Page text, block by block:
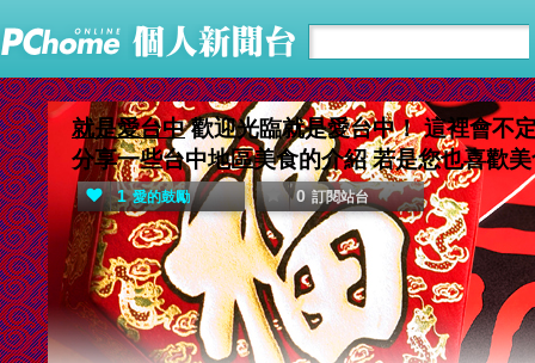
就是愛台中 歡迎光臨就是愛台中！ 這裡會不
分享一些台中地區美食的介紹 若是您也喜歡
1 愛的鼓勵 0 訂閱站台